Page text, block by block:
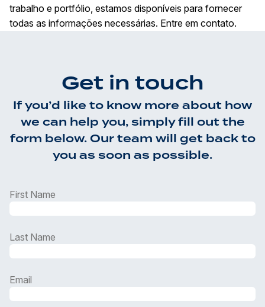
trabalho e portfólio, estamos disponíveis para fornecer
todas as informações necessárias. Entre em contato.
Get in touch
If you’d like to know more about how
we can help you, simply fill out the
form below. Our team will get back to
you as soon as possible.
First Name
Last Name
Email